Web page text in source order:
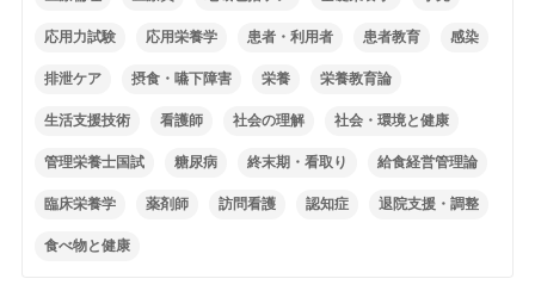
応用力試験 応用栄養学 患者・利用者 患者教育 感染
排泄ケア 摂食・嚥下障害 栄養 栄養教育論
生活支援技術 看護師 社会の理解 社会・環境と健康
管理栄養士国試 糖尿病 終末期・看取り 給食経営管理論
臨床栄養学 薬剤師 訪問看護 認知症 退院支援・調整
食べ物と健康